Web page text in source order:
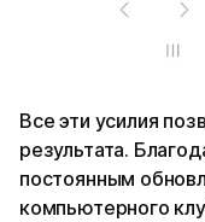
Все эти усилия
результата.
постоянным
компьютерного